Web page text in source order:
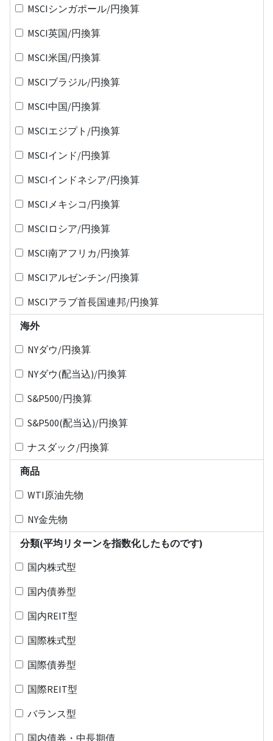
MSCIシンガポール/円換算
MSCI英国/円換算
MSCI米国/円換算
MSCIブラジル/円換算
MSCI中国/円換算
MSCIエジプト/円換算
MSCIインド/円換算
MSCIインドネシア/円換算
MSCIメキシコ/円換算
MSCIロシア/円換算
MSCI南アフリカ/円換算
MSCIアルゼンチン/円換算
MSCIアラブ首長国連邦/円換算
海外
NYダウ/円換算
NYダウ(配当込)/円換算
S&P500/円換算
S&P500(配当込)/円換算
ナスダック/円換算
商品
WTI原油先物
NY金先物
分類(平均リターンを指数化したものです)
国内株式型
国内債券型
国内REIT型
国際株式型
国際債券型
国際REIT型
バランス型
国内債券・中長期債